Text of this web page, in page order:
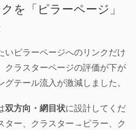
を「ピラーページ」
いピラーページへのリンクだけ
クラスターページの評価が下が
テール流入が激減しました。
双方向・網目状に設計してくだ
ター、クラスター→ピラー、ク